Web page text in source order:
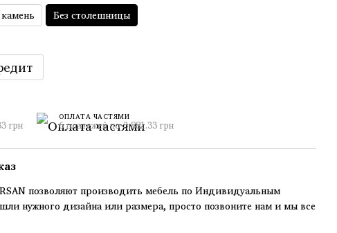
Без столешницы
грн
ОПЛАТА ЧАСТЯМИ
6 платежей по 3 881.33 грн
позволяют производить мебель по Индивидуальным
нужного дизайна или размера, просто позвоните нам и мы все